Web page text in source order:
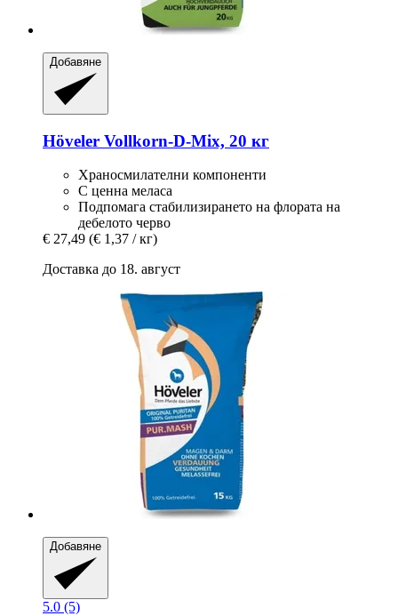
Добавяне
Höveler Vollkorn-​D-​Mix, 20 кг
Храносмилателни компоненти
С ценна меласа
Подпомага стабилизирането на флората на
дебелото черво
€ 27,49 (€ 1,37 / кг)
Доставка до 18. август
Добавяне
5.0 (5)